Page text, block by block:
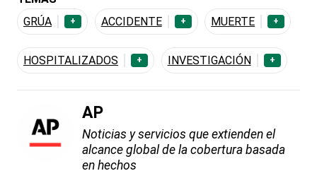
GRÚA
+ ACCIDENTE + MUERTE +
HOSPITALIZADOS + INVESTIGACIÓN +
AP
Noticias y servicios que extienden el
alcance global de la cobertura basada
en hechos